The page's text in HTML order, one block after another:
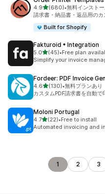
4.95つ星中
(680)
合計レビュー数：680件
•無料インスト
請求書・納品書・返品用のカ
Built for Shopify
Fakturoid • Integration
5.05つ星中
(45)
合計レビュー数：45件
•Free plan
Simplify your invoice
Fordeer: PDF Invoice
4.65つ星中
(130)
合計レビュー数：130件
•無料プランあり
カスタムPDF請求書を自動で
Moloni Portugal
4.75つ星中
(22)
合計レビュー数：22件
•Free to install
Automated invoicing and
1 2 3